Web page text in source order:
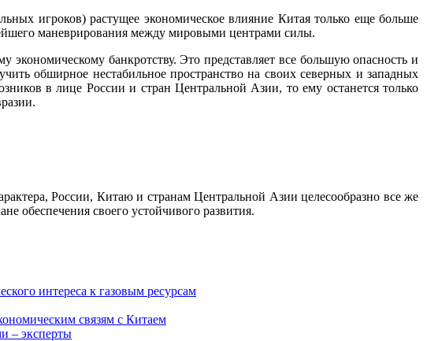
игроков) растущее экономическое влияние Китая только еще больше
маневрирования между мировыми центрами силы.
банкротству. Это представляет все большую опасность и
обширное нестабильное пространство на своих северных и западных
в лице России и стран Центральной Азии, то ему останется только
России, Китаю и странам Центральной Азии целесообразно все же
обеспечения своего устойчивого развития.
интереса к газовым ресурсам
связям с Китаем
– эксперты